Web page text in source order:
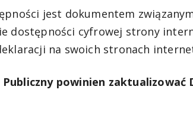
jest dokumentem
dostępności cyfrowej strony
na swoich stronach
powinien zaktualizować